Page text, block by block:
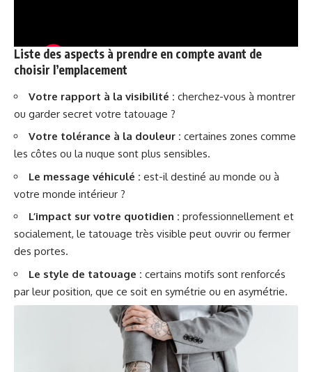
Liste des aspects à prendre en compte avant de
choisir l’emplacement
Votre rapport à la visibilité : cherchez-vous à montrer
ou garder secret votre tatouage ?
Votre tolérance à la douleur : certaines zones comme
les côtes ou la nuque sont plus sensibles.
Le message véhiculé : est-il destiné au monde ou à
votre monde intérieur ?
L’impact sur votre quotidien : professionnellement et
socialement, le tatouage très visible peut ouvrir ou fermer
des portes.
Le style de tatouage : certains motifs sont renforcés
par leur position, que ce soit en symétrie ou en asymétrie.